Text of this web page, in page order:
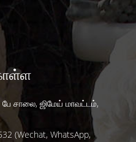
பே சாலை, ஜிமேய் மாவட்டம்,
(Wechat, WhatsApp,